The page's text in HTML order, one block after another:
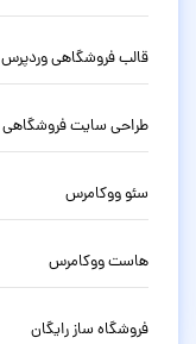
قالب فروشگاهی وردپرس
طراحی سایت فروشگاهی
سئو ووکامرس
هاست ووکامرس
فروشگاه ساز رایگان